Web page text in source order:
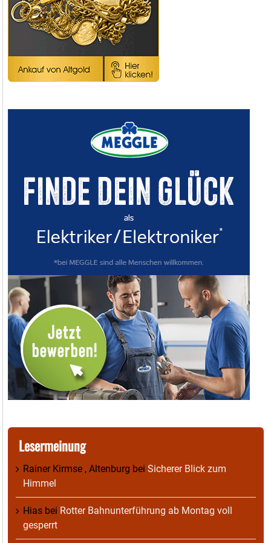
Lesermeinung
Rainer Kirmse , Altenburg bei Sicherer Blick zum
Himmel
Hias bei Rotter Bahnunterführung ab Montag voll
gesperrt